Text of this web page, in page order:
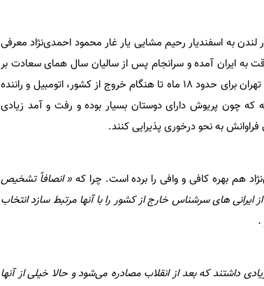
به اسفندیار رحیم مشایی یار غار محمود احمدی‌نژاد معرفی
ایران آمده و سرانجام پس از سالیان سال همای سعادت بر
شانه‌هایش می‌نشیند؛ یک سوئیت اختصاصی بزرگ در هتل لاله تهران برای حدود 18 ماه تا هنگام خروج از کشور، اتومبیل و راننده
که چون پریوش دارای دوستان بسیار بوده و رفت و آمد زیادی
به نحو درخوری پذیرایی کنند.
هم بهره کافی و وافی را برده است. چرا که«‌ انصافاً تشخیص
ایرانی های سرشناس خارج از کشور را با آنها مرتبط سازد انتخاب
.
داشتند که بعد از انقلاب مصادره می‌شود و حالا خیلی از آنها